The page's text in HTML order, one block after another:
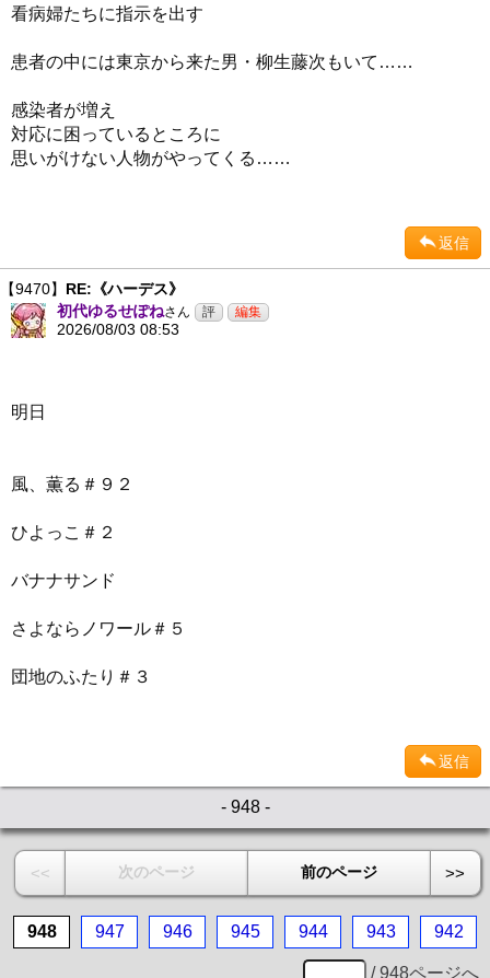
看病婦たちに指示を出す
患者の中には東京から来た男・柳生藤次もいて……
感染者が増え
対応に困っているところに
思いがけない人物がやってくる……
返信
【9470】 RE:《ハーデス》
初代ゆるせぽねさん
2026/08/03 08:53
明日
風、薫る＃９２
ひよっこ＃２
バナナサンド
さよならノワール＃５
団地のふたり＃３
返信
- 948 -
<< 次のページ 前のページ >>
948 947 946 945 944 943 942
/ 948ページへ